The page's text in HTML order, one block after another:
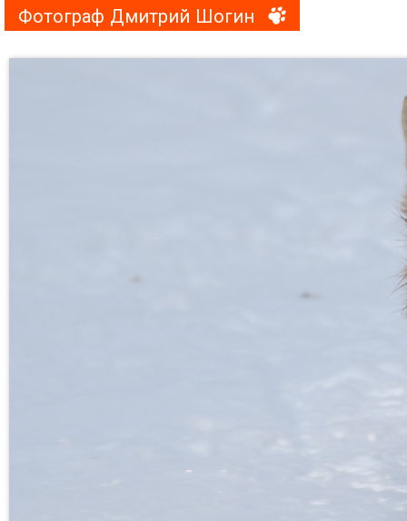
Фотограф Дмитрий Шогин